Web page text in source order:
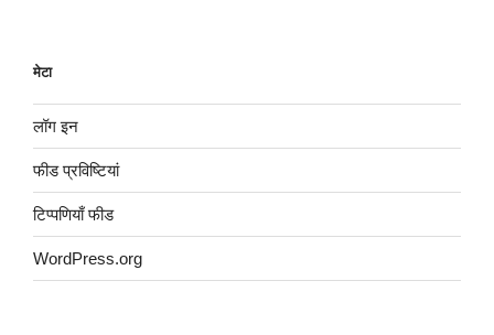
मेटा
लॉग इन
फीड प्रविष्टियां
टिप्पणियाँ फीड
WordPress.org